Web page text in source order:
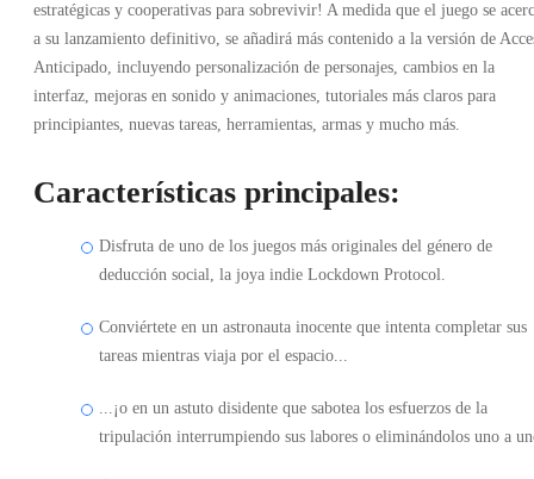
estratégicas y cooperativas para sobrevivir! A medida que el juego se
a su lanzamiento definitivo, se añadirá más contenido a la versión de
Anticipado, incluyendo personalización de personajes, cambios en la
interfaz, mejoras en sonido y animaciones, tutoriales más claros para
principiantes, nuevas tareas, herramientas, armas y mucho más.
Características principales:
Disfruta de uno de los juegos más originales del género de
deducción social, la joya indie Lockdown Protocol.
Conviértete en un astronauta inocente que intenta completar sus
tareas mientras viaja por el espacio...
...¡o en un astuto disidente que sabotea los esfuerzos de la
tripulación interrumpiendo sus labores o eliminándolos uno a